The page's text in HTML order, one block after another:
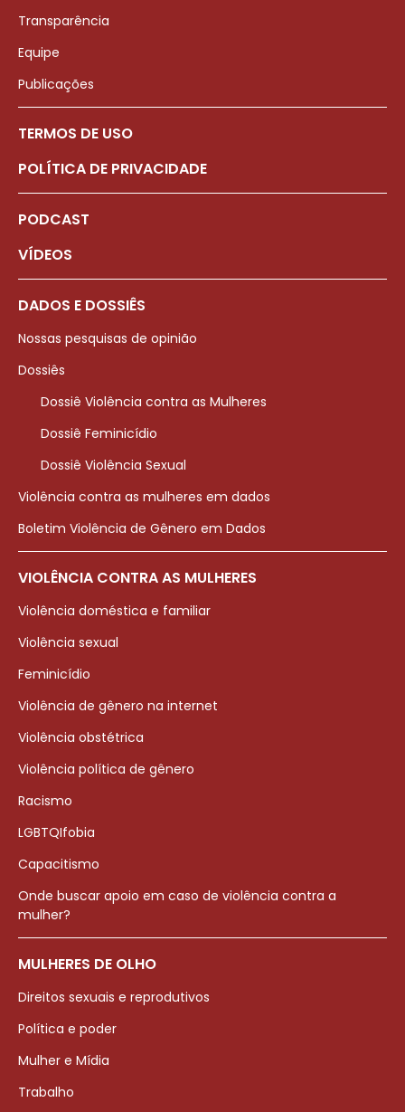
Transparência
Equipe
Publicações
TERMOS DE USO
POLÍTICA DE PRIVACIDADE
PODCAST
VÍDEOS
DADOS E DOSSIÊS
Nossas pesquisas de opinião
Dossiês
Dossiê Violência contra as Mulheres
Dossiê Feminicídio
Dossiê Violência Sexual
Violência contra as mulheres em dados
Boletim Violência de Gênero em Dados
VIOLÊNCIA CONTRA AS MULHERES
Violência doméstica e familiar
Violência sexual
Feminicídio
Violência de gênero na internet
Violência obstétrica
Violência política de gênero
Racismo
LGBTQIfobia
Capacitismo
Onde buscar apoio em caso de violência contra a
mulher?
MULHERES DE OLHO
Direitos sexuais e reprodutivos
Política e poder
Mulher e Mídia
Trabalho